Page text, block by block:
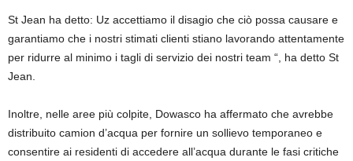
St Jean ha detto: Uz accettiamo il disagio che ciò possa causare e
garantiamo che i nostri stimati clienti stiano lavorando attentamente
per ridurre al minimo i tagli di servizio dei nostri team “, ha detto St
Jean.
Inoltre, nelle aree più colpite, Dowasco ha affermato che avrebbe
distribuito camion d’acqua per fornire un sollievo temporaneo e
consentire ai residenti di accedere all’acqua durante le fasi critiche